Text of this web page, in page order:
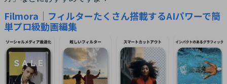
Filmora｜フィルターたくさん搭載するAIパワーで簡
単プロ級動画編集